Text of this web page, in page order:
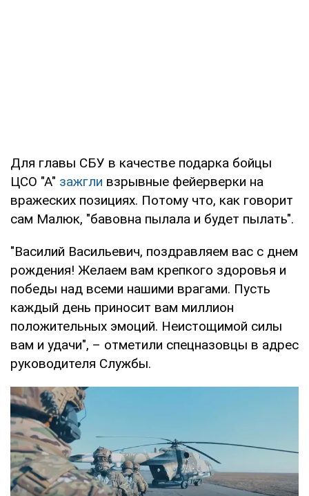
Для главы СБУ в качестве подарка бойцы
ЦСО "А" зажгли взрывные фейерверки на
вражеских позициях. Потому что, как говорит
сам Малюк, "бавовна пылала и будет пылать".
"Василий Васильевич, поздравляем вас с днем
рождения! Желаем вам крепкого здоровья и
победы над всеми нашими врагами. Пусть
каждый день приносит вам миллион
положительных эмоций. Неистощимой силы
вам и удачи", – отметили спецназовцы в адрес
руководителя Службы.